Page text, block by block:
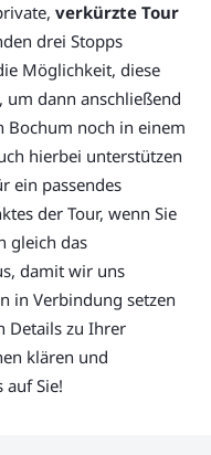
verkürzte Tour
drei Stopps
Möglichkeit, diese
um dann anschließend
Bochum noch in einem
hierbei unterstützen
ein passendes
der Tour, wenn Sie
gleich das
damit wir uns
in Verbindung setzen
Details zu Ihrer
klären und
Sie!